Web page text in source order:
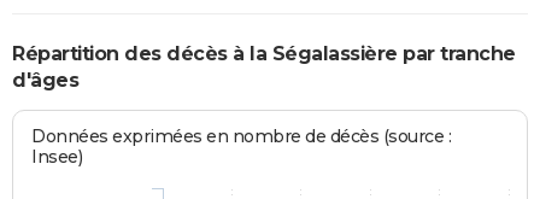
Répartition des décès à la Ségalassière par tranche
d'âges
Données exprimées en nombre de décès (source :
Insee)